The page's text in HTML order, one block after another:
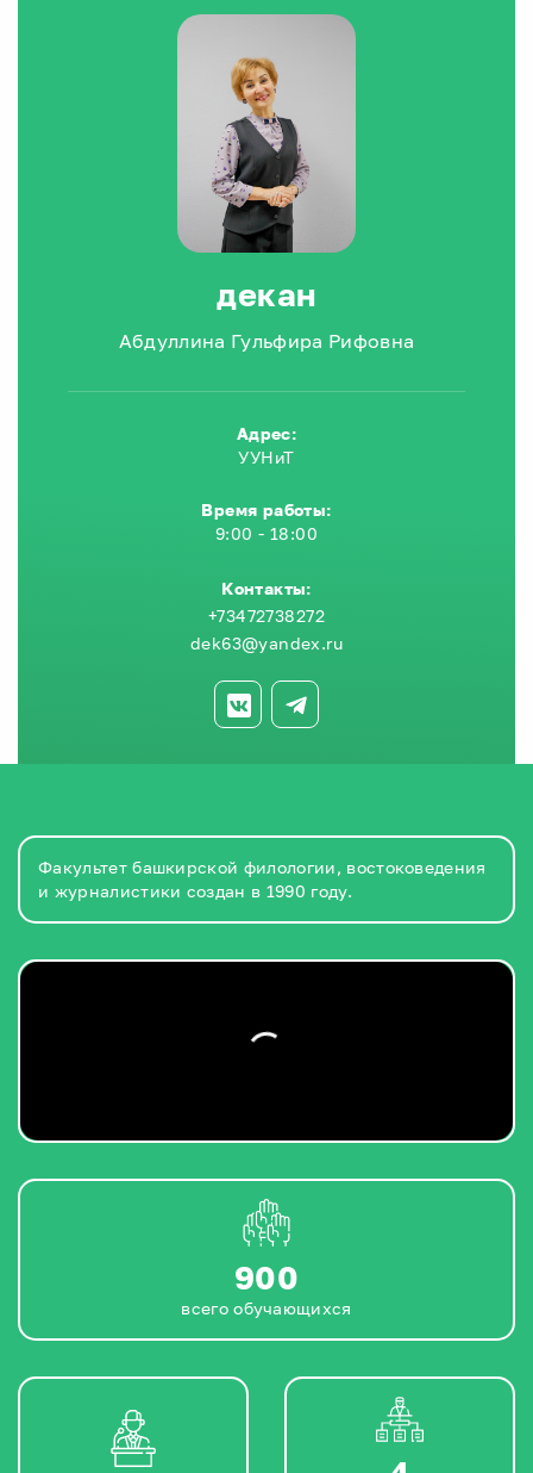
декан
Абдуллина Гульфира Рифовна
Адрес:
УУНиТ
Время работы:
9:00 - 18:00
Контакты:
+73472738272
dek63@yandex.ru
Факультет башкирской филологии, востоковедения
и журналистики создан в 1990 году.
900
всего обучающихся